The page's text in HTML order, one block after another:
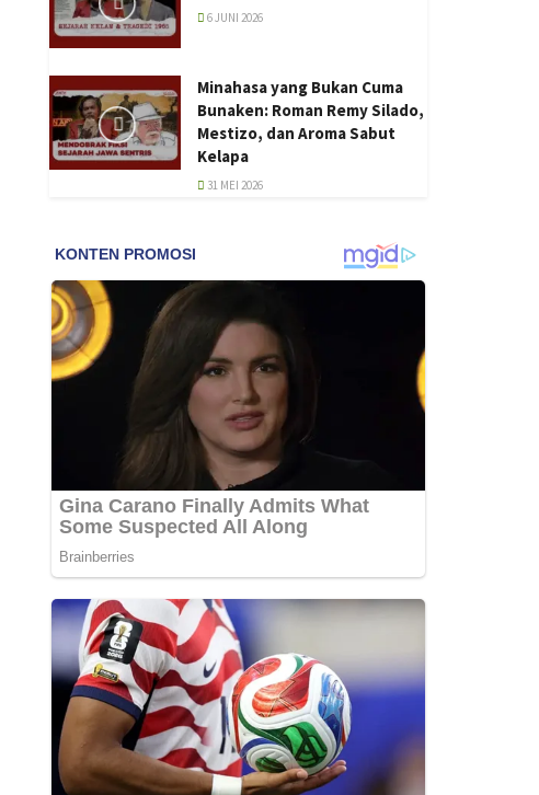
6 JUNI 2026
Minahasa yang Bukan Cuma
Bunaken: Roman Remy Silado,
Mestizo, dan Aroma Sabut
Kelapa
31 MEI 2026